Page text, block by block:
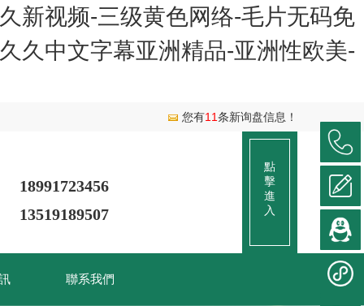
新视频-三级黄色网络-毛片无码免
久中文字幕亚洲精品-亚洲性欧美-
您有11条新询盘信息！
18991723456
13519189507
點
擊
進
入
聯系我們